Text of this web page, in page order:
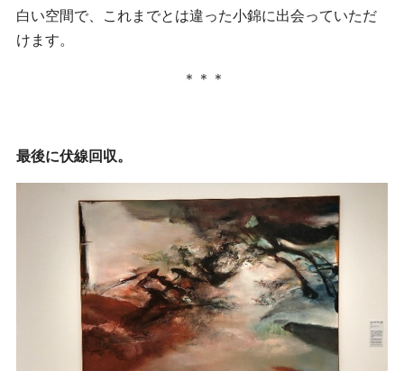
白い空間で、これまでとは違った小錦に出会っていただ
けます。
＊＊＊
最後に伏線回収。